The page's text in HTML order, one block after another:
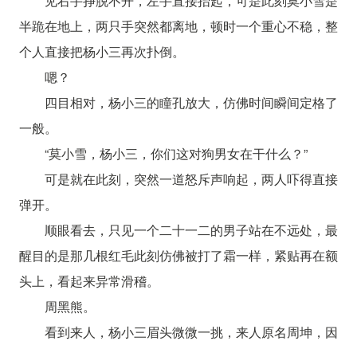
半跪在地上，两只手突然都离地，顿时一个重心不稳，整
个人直接把杨小三再次扑倒。
嗯？
四目相对，杨小三的瞳孔放大，仿佛时间瞬间定格了
一般。
“莫小雪，杨小三，你们这对狗男女在干什么？”
可是就在此刻，突然一道怒斥声响起，两人吓得直接
弹开。
顺眼看去，只见一个二十一二的男子站在不远处，最
醒目的是那几根红毛此刻仿佛被打了霜一样，紧贴再在额
头上，看起来异常滑稽。
周黑熊。
看到来人，杨小三眉头微微一挑，来人原名周坤，因